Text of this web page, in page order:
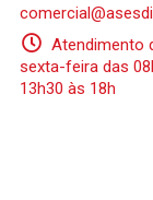
Atendimento
sexta-feira das
13h30 às 18h